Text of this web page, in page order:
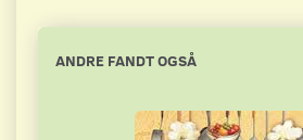
ANDRE FANDT OGSÅ